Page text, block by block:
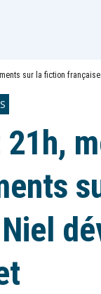
sur la fiction